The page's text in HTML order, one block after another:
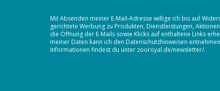
Mit Absenden meiner E-Mail-Adresse willige ich bis auf
gerichtete Werbung zu Produkten, Dienstleistungen,
die Öffnung der E-Mails sowie Klicks auf enthaltene Links
meiner Daten kann ich den Datenschutzhinweisen
Informationen findest du unter zooroyal.de/newsletter/.